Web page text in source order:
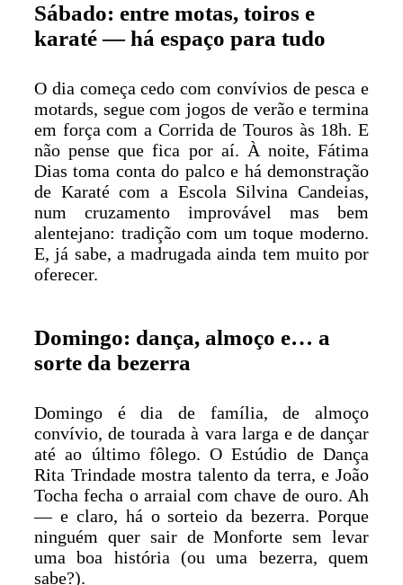
Sábado: entre motas, toiros e
karaté — há espaço para tudo
O dia começa cedo com convívios de pesca e
motards, segue com jogos de verão e termina
em força com a Corrida de Touros às 18h. E
não pense que fica por aí. À noite, Fátima
Dias toma conta do palco e há demonstração
de Karaté com a Escola Silvina Candeias,
num cruzamento improvável mas bem
alentejano: tradição com um toque moderno.
E, já sabe, a madrugada ainda tem muito por
oferecer.
Domingo: dança, almoço e… a
sorte da bezerra
Domingo é dia de família, de almoço
convívio, de tourada à vara larga e de dançar
até ao último fôlego. O Estúdio de Dança
Rita Trindade mostra talento da terra, e João
Tocha fecha o arraial com chave de ouro. Ah
— e claro, há o sorteio da bezerra. Porque
ninguém quer sair de Monforte sem levar
uma boa história (ou uma bezerra, quem
sabe?).